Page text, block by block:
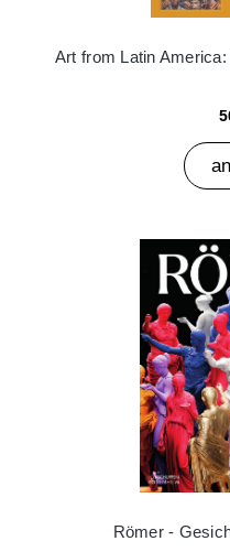
Art from Latin
Römer -